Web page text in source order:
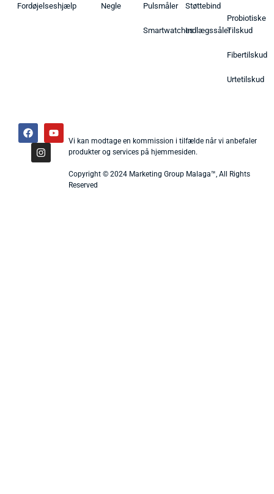
Fordøjelseshjælp Negle Pulsmåler
Smartwatches
Støttebind
Indlægssåler
Probiotiske
Tilskud
Fibertilskud
Urtetilskud
Vi kan modtage en kommission i tilfælde når vi anbefaler
produkter og services på hjemmesiden.
Copyright © 2024 Marketing Group Malaga™, All Rights
Reserved